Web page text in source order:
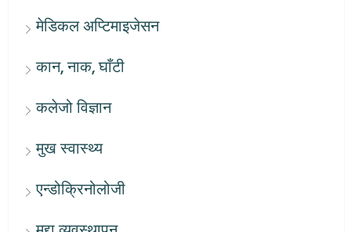
मेडिकल अप्टिमाइजेसन
कान, नाक, घाँटी
कलेजो विज्ञान
मुख स्वास्थ्य
एन्डोक्रिनोलोजी